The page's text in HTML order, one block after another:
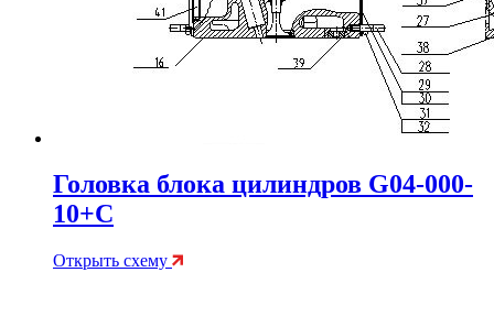
Головка блока цилиндров G04-000-
10+C
Открыть схему